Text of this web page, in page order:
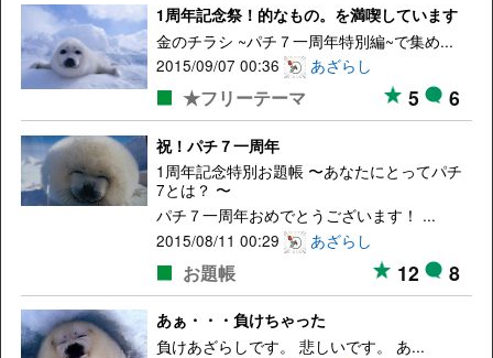
1周年記念祭！的なもの。を満喫しています
金のチラシ ~パチ７一周年特別編~で集め...
2015/09/07 00:36
あざらし
★フリーテーマ 5 6
祝！パチ７一周年
1周年記念特別お題帳 〜あなたにとってパチ
7とは？ 〜
パチ７一周年おめでとうございます！ ...
2015/08/11 00:29
あざらし
お題帳 12 8
あぁ・・・負けちゃった
負けあざらしです。 悲しいです。 あ...